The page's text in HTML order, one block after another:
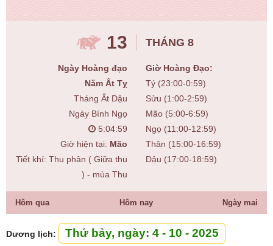
13
Ngày Hoàng đạo
Năm Ất Tỵ
Tháng Ất Dậu
Ngày Bính Ngọ
5:05:00
Giờ hiện tại: Mão
Tiết khí: Thu phân ( Giữa thu
) - mùa Thu
THÁNG 8
Giờ Hoàng Đạo:
Tý (23:00-0:59)
Sửu (1:00-2:59)
Mão (5:00-6:59)
Ngọ (11:00-12:59)
Thân (15:00-16:59)
Dậu (17:00-18:59)
Hôm qua Hôm nay Ngày mai
Dương lịch: Thứ bảy, ngày: 4 - 10 - 2025